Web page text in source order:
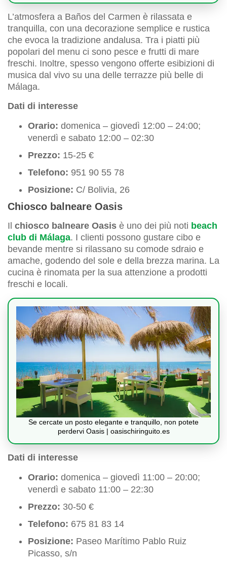
L’atmosfera a Baños del Carmen è rilassata e
tranquilla, con una decorazione semplice e rustica
che evoca la tradizione andalusa. Tra i piatti più
popolari del menu ci sono pesce e frutti di mare
freschi. Inoltre, spesso vengono offerte esibizioni di
musica dal vivo su una delle terrazze più belle di
Málaga.
Dati di interesse
Orario: domenica – giovedì 12:00 – 24:00;
venerdì e sabato 12:00 – 02:30
Prezzo: 15-25 €
Telefono: 951 90 55 78
Posizione: C/ Bolivia, 26
Chiosco balneare Oasis
Il chiosco balneare Oasis è uno dei più noti beach
club di Málaga. I clienti possono gustare cibo e
bevande mentre si rilassano su comode sdraio e
amache, godendo del sole e della brezza marina. La
cucina è rinomata per la sua attenzione a prodotti
freschi e locali.
Se cercate un posto elegante e tranquillo, non potete
perdervi Oasis | oasischiringuito.es
Dati di interesse
Orario: domenica – giovedì 11:00 – 20:00;
venerdì e sabato 11:00 – 22:30
Prezzo: 30-50 €
Telefono: 675 81 83 14
Posizione: Paseo Marítimo Pablo Ruiz
Picasso, s/n